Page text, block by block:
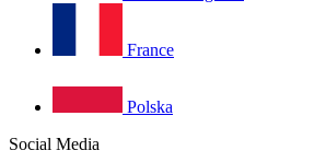
France
Polska
Social Media